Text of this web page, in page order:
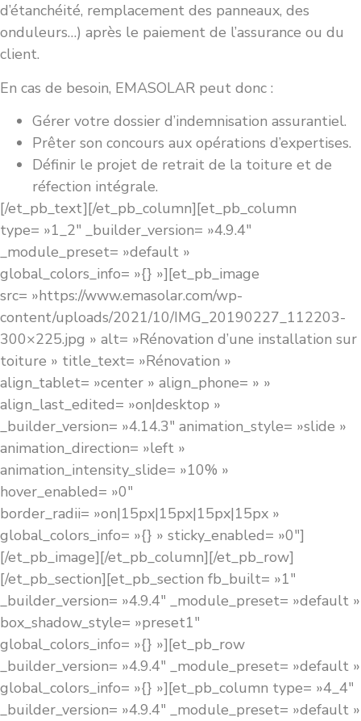
d’étanchéité, remplacement des panneaux, des
onduleurs…) après le paiement de l’assurance ou du
client.
En cas de besoin, EMASOLAR peut donc :
Gérer votre dossier d’indemnisation assurantiel.
Prêter son concours aux opérations d’expertises.
Définir le projet de retrait de la toiture et de
réfection intégrale.
[/et_pb_text][/et_pb_column][et_pb_column
type= »1_2″ _builder_version= »4.9.4″
_module_preset= »default »
global_colors_info= »{} »][et_pb_image
src= »https://www.emasolar.com/wp-
content/uploads/2021/10/IMG_20190227_112203-
300×225.jpg » alt= »Rénovation d’une installation sur
toiture » title_text= »Rénovation »
align_tablet= »center » align_phone= » »
align_last_edited= »on|desktop »
_builder_version= »4.14.3″ animation_style= »slide »
animation_direction= »left »
animation_intensity_slide= »10% »
hover_enabled= »0″
border_radii= »on|15px|15px|15px|15px »
global_colors_info= »{} » sticky_enabled= »0″]
[/et_pb_image][/et_pb_column][/et_pb_row]
[/et_pb_section][et_pb_section fb_built= »1″
_builder_version= »4.9.4″ _module_preset= »default »
box_shadow_style= »preset1″
global_colors_info= »{} »][et_pb_row
_builder_version= »4.9.4″ _module_preset= »default »
global_colors_info= »{} »][et_pb_column type= »4_4″
_builder_version= »4.9.4″ _module_preset= »default »